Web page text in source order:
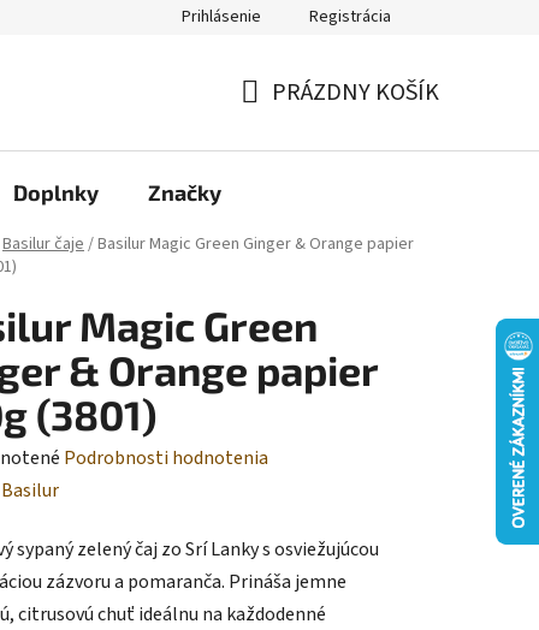
Prihlásenie Registrácia
PRÁZDNY KOŠÍK
Doplnky Značky
Basilur čaje/Basilur Magic Green Ginger & Orange papier
Magic Green
& Orange papier
(3801)
Podrobnosti hodnotenia
Basilur
sypaný zelený čaj zo Srí Lanky s osviežujúcou
zázvoru a pomaranča. Prináša jemne
citrusovú chuť ideálnu na každodenné